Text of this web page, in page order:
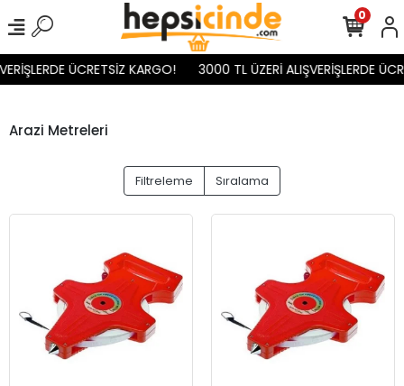
ÜCRETSİZ KARGO! 3000 TL ÜZERİ ALIŞVERİŞLERDE
0
Arazi Metreleri
Filtreleme Sıralama